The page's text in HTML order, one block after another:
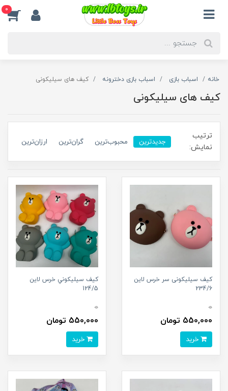
0
خانه اسباب بازی اسباب بازی دخترونه کیف های سیلیکونی
کیف های سیلیکونی
ترتیب
نمایش:
جدیدترین محبوب‌ترین گران‌ترین ارزان‌ترین
کیف سیلیکونی سر خرس لاین
234/6
0
550,000 تومان
کیف سیلیکوني خرس لاین
124/5
0
550,000 تومان